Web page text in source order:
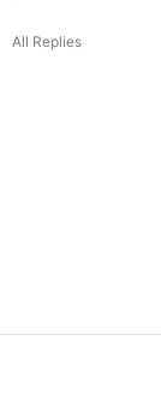
All Replies